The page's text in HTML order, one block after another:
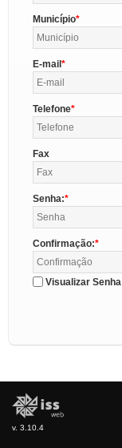
Município
E-mail
Telefone
Fax
Senha:
Confirmação:
Visualizar Senha
v. 3.10.4